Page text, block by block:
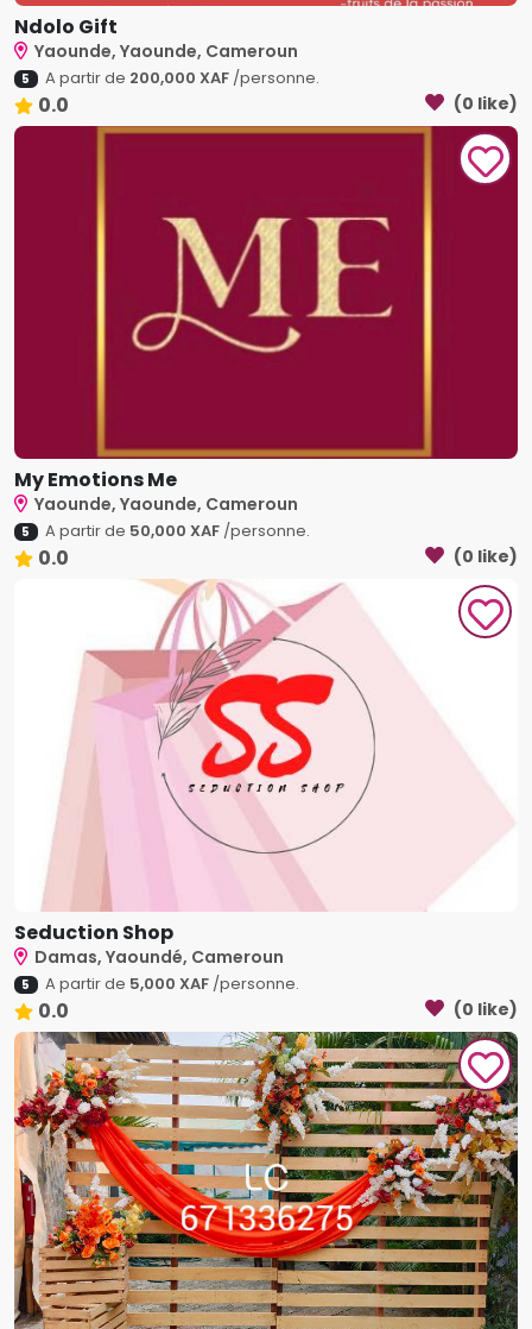
Ndolo Gift
Yaounde, Yaounde, Cameroun
5 A partir de 200,000 XAF/personne.
0.0 (0 like)
My Emotions Me
Yaounde, Yaounde, Cameroun
5 A partir de 50,000 XAF/personne.
0.0 (0 like)
Seduction Shop
Damas, Yaoundé, Cameroun
5 A partir de 5,000 XAF/personne.
0.0 (0 like)